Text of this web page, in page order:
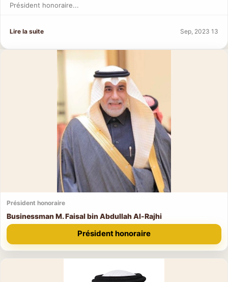
Président honoraire...
Lire la suite Sep, 2023 13
Président honoraire
Businessman M. Faisal bin Abdullah Al-Rajhi
Président honoraire